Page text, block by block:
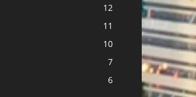
12
11
10
7
6